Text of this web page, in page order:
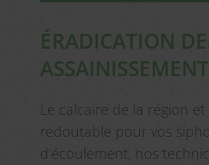
ÉRADICATION
Le calcaire de la région
redoutable pour vos
d'écoulement, nos